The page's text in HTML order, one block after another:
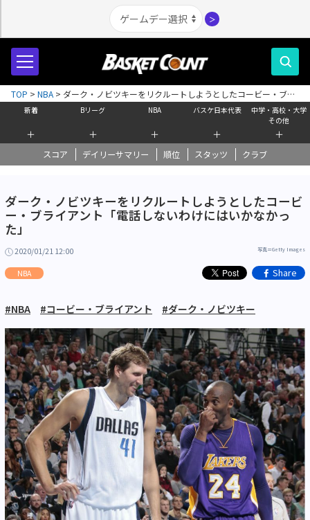
＞
新着
＋
Bリーグ
＋
NBA
＋
バスケ日本代表
＋
中学・高校・大学
その他
＋
スコア デイリーサマリー 順位 スタッツ クラブ
TOP > NBA > ダーク・ノビツキーをリクルートしようとしたコービー・ブラ
イアント「電話しないわけにはいかなかった」
ダーク・ノビツキーをリクルートしようとしたコービ
ー・ブライアント「電話しないわけにはいかなかっ
た」
2020/01/21 12:00 写真＝Getty Images
NBA Share
#NBA #コービー・ブライアント #ダーク・ノビツキー